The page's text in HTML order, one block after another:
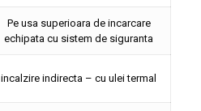
Pe usa superioara de incarcare
echipata cu sistem de siguranta
incalzire indirecta – cu ulei termal